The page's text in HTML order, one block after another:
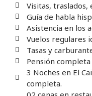
Visitas,
Guía de habla
Asistencia en los
Vuelos regulares
Tasas y
Pensión
3 Noches en El
completa.